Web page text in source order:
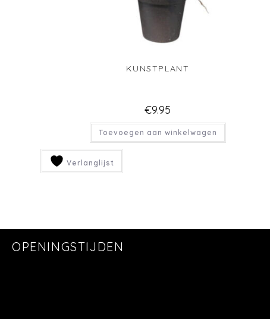
KUNSTPLANT
€9.95
Toevoegen aan winkelwagen
Verlanglijst
OPENINGSTIJDEN